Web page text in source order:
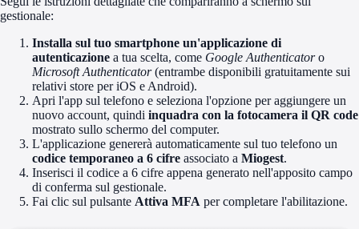
gestionale:
Installa sul tuo smartphone un'applicazione di
autenticazione a tua scelta, come Google Authenticatoro
Microsoft Authenticator(entrambe disponibili gratuitamente sui
relativi store per iOS e Android).
Apri l'app sul telefono e seleziona l'opzione per aggiungere un
nuovo account, quindi inquadra con la fotocamera il QR code
mostrato sullo schermo del computer.
L'applicazione genererà automaticamente sul tuo telefono un
codice temporaneo a 6 cifre associato a Miogest.
Inserisci il codice a 6 cifre appena generato nell'apposito campo
di conferma sul gestionale.
Fai clic sul pulsante Attiva MFA per completare l'abilitazione.